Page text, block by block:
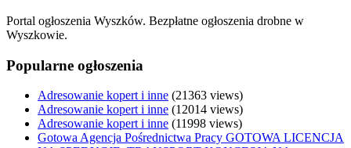
Portal ogłoszenia Wyszków. Bezpłatne ogłoszenia drobne w
Wyszkowie.
Popularne ogłoszenia
Adresowanie kopert i inne (21363 views)
Adresowanie kopert i inne (12014 views)
Adresowanie kopert i inne (11998 views)
Gotowa Agencja Pośrednictwa Pracy GOTOWA LICENCJA